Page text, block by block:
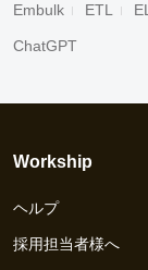
Embulk ETL
ChatGPT
Workship
ヘルプ
採用担当者様へ